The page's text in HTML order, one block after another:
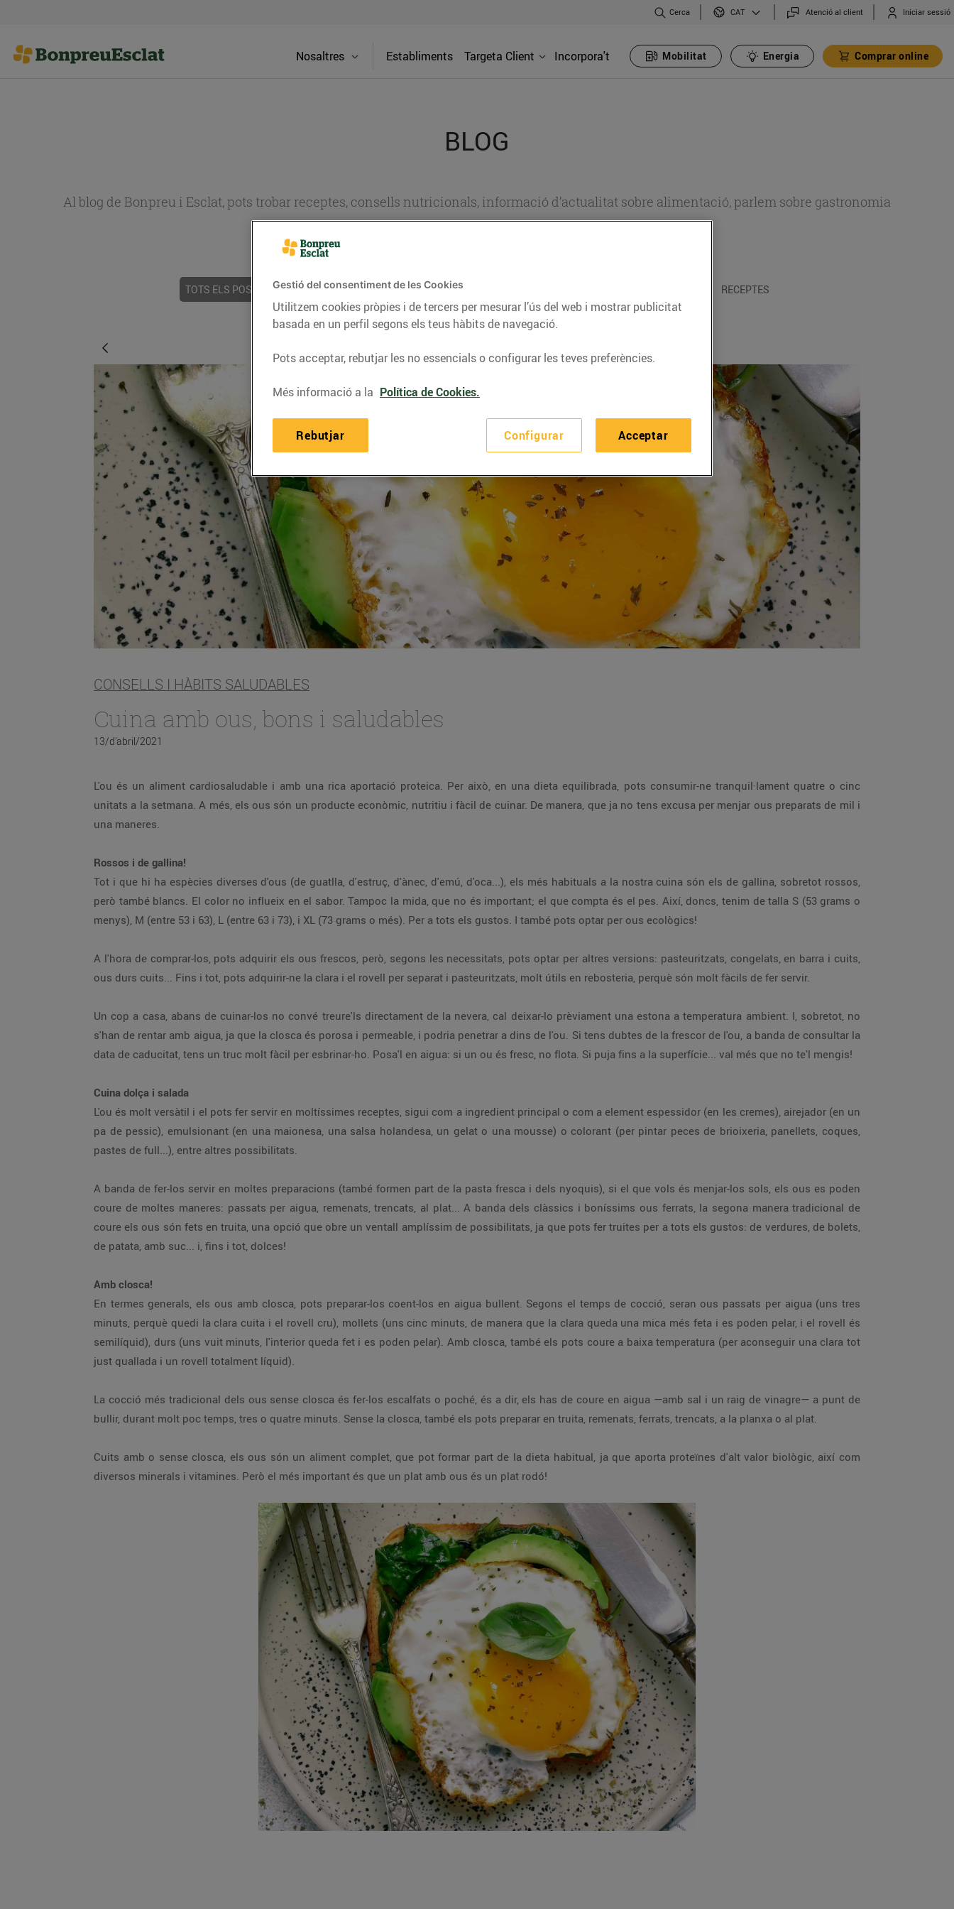
Cerca CAT Atenció al client Iniciar sessió
Nosaltres Establiments Targeta Client Incorpora't Mobilitat Energia Comprar online
BLOG
Al blog de Bonpreu i Esclat, pots trobar receptes, consells nutricionals, informació d’actualitat sobre alimentació, parlem sobre gastronomia
TOTS ELS POSTS ACTUALITAT CONSELLS I HÀBITS SALUDABLES RECEPTES
CONSELLS I HÀBITS SALUDABLES
Cuina amb ous, bons i saludables
13/d’abril/2021
L'ou és un aliment cardiosaludable i amb una rica aportació proteica. Per això, en una dieta equilibrada, pots consumir-ne tranquil·lament quatre o cinc
unitats a la setmana. A més, els ous són un producte econòmic, nutritiu i fàcil de cuinar. De manera, que ja no tens excusa per menjar ous preparats de mil i
una maneres.
Rossos i de gallina!
Tot i que hi ha espècies diverses d'ous (de guatlla, d'estruç, d'ànec, d'emú, d'oca...), els més habituals a la nostra cuina són els de gallina, sobretot rossos,
però també blancs. El color no influeix en el sabor. Tampoc la mida, que no és important; el que compta és el pes. Així, doncs, tenim de talla S (53 grams o
menys), M (entre 53 i 63), L (entre 63 i 73), i XL (73 grams o més). Per a tots els gustos. I també pots optar per ous ecològics!
A l'hora de comprar-los, pots adquirir els ous frescos, però, segons les necessitats, pots optar per altres versions: pasteuritzats, congelats, en barra i cuits,
ous durs cuits... Fins i tot, pots adquirir-ne la clara i el rovell per separat i pasteuritzats, molt útils en rebosteria, perquè són molt fàcils de fer servir.
Un cop a casa, abans de cuinar-los no convé treure'ls directament de la nevera, cal deixar-lo prèviament una estona a temperatura ambient. I, sobretot, no
s'han de rentar amb aigua, ja que la closca és porosa i permeable, i podria penetrar a dins de l'ou. Si tens dubtes de la frescor de l'ou, a banda de consultar la
data de caducitat, tens un truc molt fàcil per esbrinar-ho. Posa'l en aigua: si un ou és fresc, no flota. Si puja fins a la superfície... val més que no te'l mengis!
Cuina dolça i salada
L'ou és molt versàtil i el pots fer servir en moltíssimes receptes, sigui com a ingredient principal o com a element espessidor (en les cremes), airejador (en un
pa de pessic), emulsionant (en una maionesa, una salsa holandesa, un gelat o una mousse) o colorant (per pintar peces de brioixeria, panellets, coques,
pastes de full...), entre altres possibilitats.
A banda de fer-los servir en moltes preparacions (també formen part de la pasta fresca i dels nyoquis), si el que vols és menjar-los sols, els ous es poden
coure de moltes maneres: passats per aigua, remenats, trencats, al plat... A banda dels clàssics i boníssims ous ferrats, la segona manera tradicional de
coure els ous són fets en truita, una opció que obre un ventall amplíssim de possibilitats, ja que pots fer truites per a tots els gustos: de verdures, de bolets,
de patata, amb suc... i, fins i tot, dolces!
Amb closca!
En termes generals, els ous amb closca, pots preparar-los coent-los en aigua bullent. Segons el temps de cocció, seran ous passats per aigua (uns tres
minuts, perquè quedi la clara cuita i el rovell cru), mollets (uns cinc minuts, de manera que la clara queda una mica més feta i es poden pelar, i el rovell és
semilíquid), durs (uns vuit minuts, l'interior queda fet i es poden pelar). Amb closca, també els pots coure a baixa temperatura (per aconseguir una clara tot
just quallada i un rovell totalment líquid).
La cocció més tradicional dels ous sense closca és fer-los escalfats o poché, és a dir, els has de coure en aigua —amb sal i un raig de vinagre— a punt de
bullir, durant molt poc temps, tres o quatre minuts. Sense la closca, també els pots preparar en truita, remenats, ferrats, trencats, a la planxa o al plat.
Cuits amb o sense closca, els ous són un aliment complet, que pot formar part de la dieta habitual, ja que aporta proteïnes d'alt valor biològic, així com
diversos minerals i vitamines. Però el més important és que un plat amb ous és un plat rodó!
Gestió del consentiment de les Cookies
Utilitzem cookies pròpies i de tercers per mesurar l’ús del web i mostrar publicitat
basada en un perfil segons els teus hàbits de navegació.
Pots acceptar, rebutjar les no essencials o configurar les teves preferències.
Més informació a la Política de Cookies.
Configurar
Rebutjar Acceptar